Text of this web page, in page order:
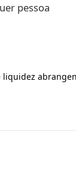
pessoa
liquidez